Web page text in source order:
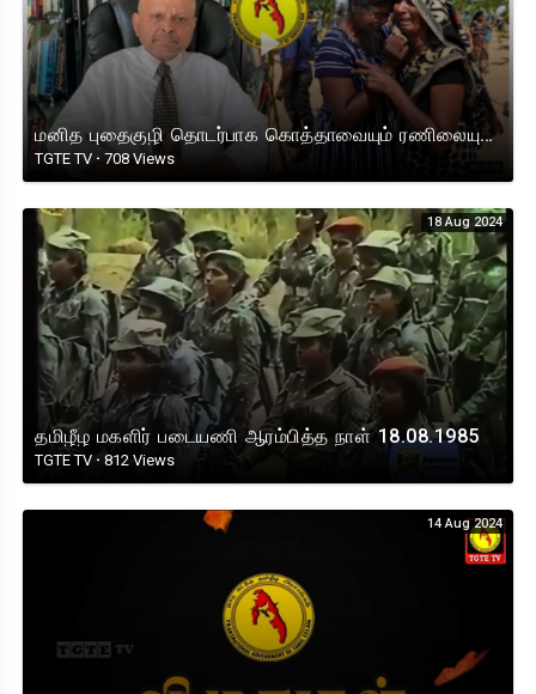
மனித புதைகுழி தொடர்பாக கொத்தாவையும் ரணிலையும் விசாரிக்க நாடுகடந்த தமிழீழ அரசாங்கம் கோருகிறது.
TGTE TV · 708 Views
18 Aug 2024
தமிழீழ மகளிர் படையணி ஆரம்பித்த நாள் 18.08.1985
TGTE TV · 812 Views
14 Aug 2024